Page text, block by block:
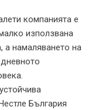
компанията е
използвана
а намаляването на
България